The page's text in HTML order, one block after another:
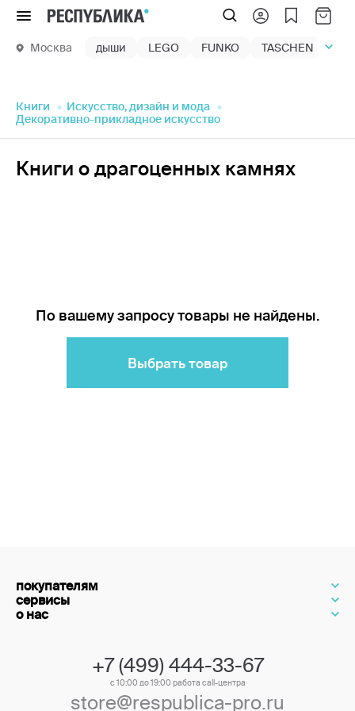
Меню
Москва дыши LEGO FUNKO TASCHEN
Книги
Искусство, дизайн и мода
Декоративно-прикладное искусство
Книги о драгоценных камнях
По вашему запросу товары не найдены.
Выбрать товар
покупателям
сервисы
о нас
+7 (499) 444-33-67
с 10:00 до 19:00 работа call-центра
store@respublica-pro.ru